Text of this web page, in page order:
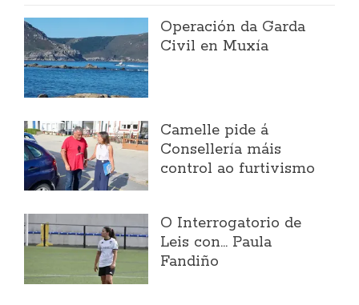
Operación da Garda
Civil en Muxía
Camelle pide á
Consellería máis
control ao furtivismo
O Interrogatorio de
Leis con... Paula
Fandiño